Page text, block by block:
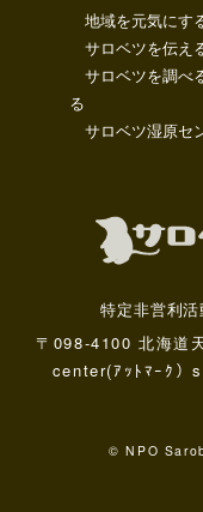
地域を元気にす
サロベツを伝え
サロベツを調べ
る
サロベツ湿原セ
特定非営利
〒098-4100 北海道
center(ｱｯﾄﾏｰｸ
© NPO